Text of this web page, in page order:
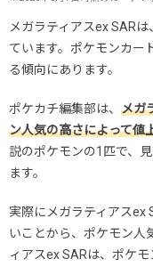
メガラティアスex SAR
ています。ポケモンカー
る傾向にあります。
ポケカチ編集部は、 メガ
ン人気の高さによって値
説のポケモンの1匹で、
ます。
実際にメガラティアスex
いことから、ポケモン人
ィアスex SARは、ポケ